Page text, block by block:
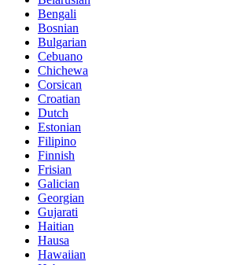
Bengali
Bosnian
Bulgarian
Cebuano
Chichewa
Corsican
Croatian
Dutch
Estonian
Filipino
Finnish
Frisian
Galician
Georgian
Gujarati
Haitian
Hausa
Hawaiian